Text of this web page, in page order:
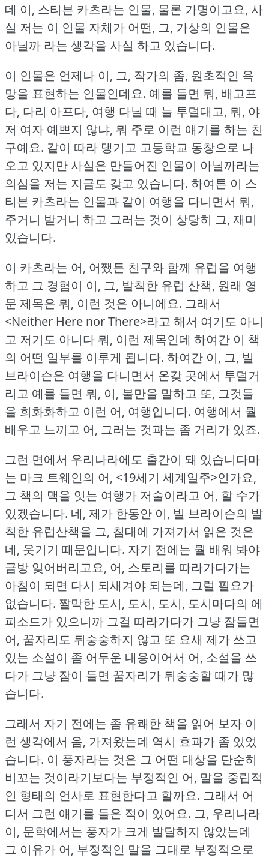
데 이, 스티븐 카츠라는 인물, 물론 가명이고요, 사
실 저는 이 인물 자체가 어떤, 그, 가상의 인물은
아닐까 라는 생각을 사실 하고 있습니다.
이 인물은 언제나 이, 그, 작가의 좀, 원초적인 욕
망을 표현하는 인물인데요. 예를 들면 뭐, 배고프
다, 다리 아프다, 여행 다닐 때 늘 투덜대고, 뭐, 야
저 여자 예쁘지 않냐, 뭐 주로 이런 얘기를 하는 친
구예요. 같이 따라 댕기고 고등학교 동창으로 나
오고 있지만 사실은 만들어진 인물이 아닐까라는
의심을 저는 지금도 갖고 있습니다. 하여튼 이 스
티븐 카츠라는 인물과 같이 여행을 다니면서 뭐,
주거니 받거니 하고 그러는 것이 상당히 그, 재미
있습니다.
이 카츠라는 어, 어쨌든 친구와 함께 유럽을 여행
하고 그 경험이 이, 그, 발칙한 유럽 산책, 원래 영
문 제목은 뭐, 이런 것은 아니에요. 그래서
<Neither Here nor There>라고 해서 여기도 아니
고 저기도 아니다 뭐, 이런 제목인데 하여간 이 책
의 어떤 일부를 이루게 됩니다. 하여간 이, 그, 빌
브라이슨은 여행을 다니면서 온갖 곳에서 투덜거
리고 예를 들면 뭐, 이, 불만을 말하고 또, 그것들
을 희화화하고 이런 어, 여행입니다. 여행에서 뭘
배우고 느끼고 어, 그러는 것과는 좀 거리가 있죠.
그런 면에서 우리나라에도 출간이 돼 있습니다마
는 마크 트웨인의 어, <19세기 세계일주>인가요,
그 책의 맥을 잇는 여행가 저술이라고 어, 할 수가
있겠습니다. 네, 제가 한동안 이, 빌 브라이슨의 발
칙한 유럽산책을 그, 침대에 가져가서 읽은 것은
네, 웃기기 때문입니다. 자기 전에는 뭘 배워 봐야
금방 잊어버리고요, 어, 스토리를 따라가다가는
아침이 되면 다시 되새겨야 되는데, 그럴 필요가
없습니다. 짤막한 도시, 도시, 도시, 도시마다의 에
피소드가 있으니까 그걸 따라가다가 그냥 잠들면
어, 꿈자리도 뒤숭숭하지 않고 또 요새 제가 쓰고
있는 소설이 좀 어두운 내용이어서 어, 소설을 쓰
다가 그냥 잠이 들면 꿈자리가 뒤숭숭할 때가 많
습니다.
그래서 자기 전에는 좀 유쾌한 책을 읽어 보자 이
런 생각에서 음, 가져왔는데 역시 효과가 좀 있었
습니다. 이 풍자라는 것은 그 어떤 대상을 단순히
비꼬는 것이라기보다는 부정적인 어, 말을 중립적
인 형태의 언사로 표현한다고 할까요. 그래서 어
디서 그런 얘기를 들은 적이 있어요. 그, 우리나라
이, 문학에서는 풍자가 크게 발달하지 않았는데
그 이유가 어, 부정적인 말을 그대로 부정적으로